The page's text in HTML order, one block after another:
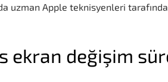
uzman Apple teknisyenleri
ekran değişim